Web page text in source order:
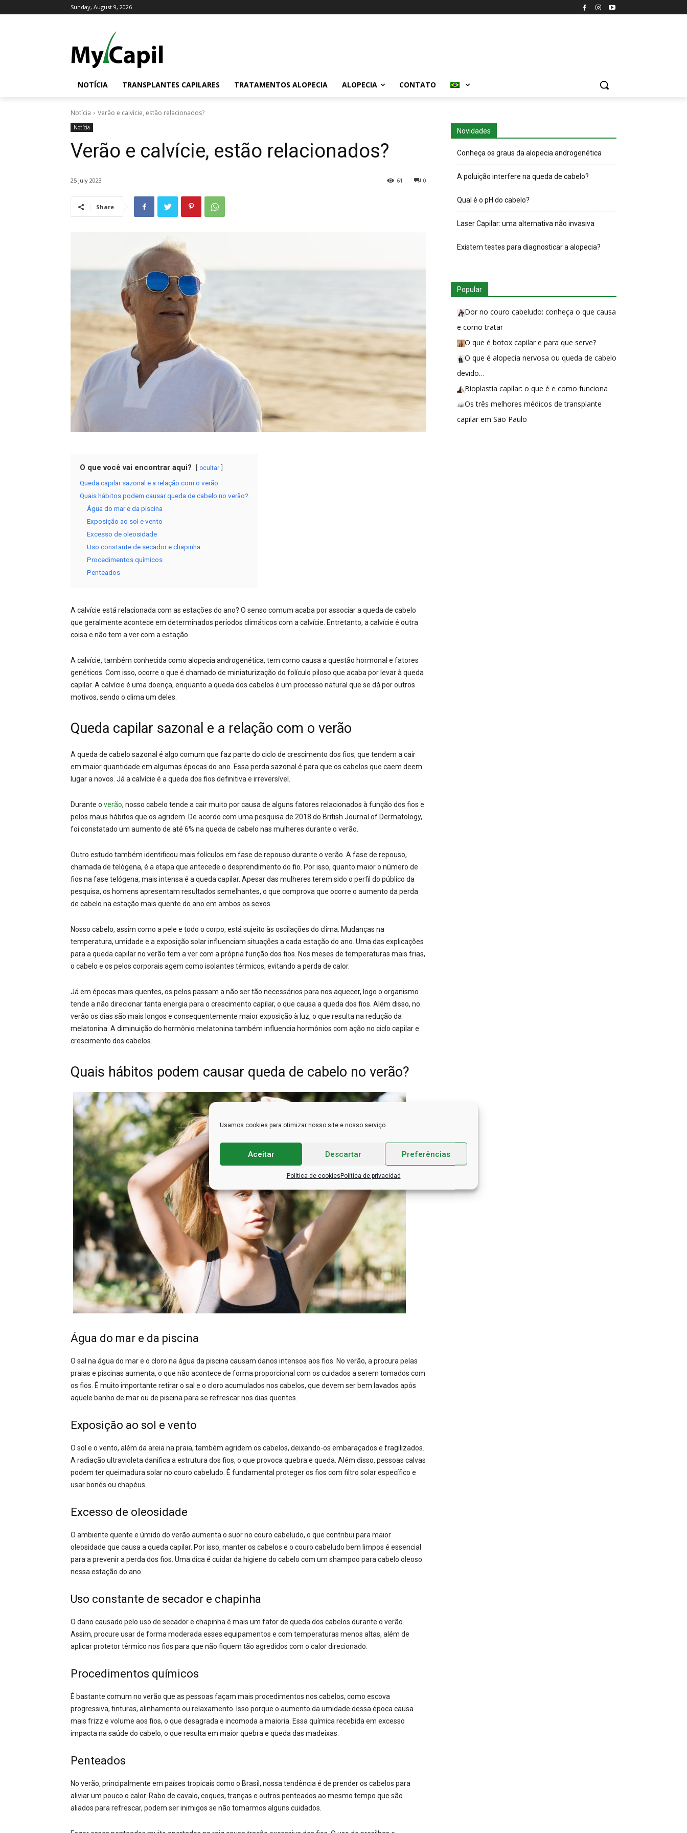
Usamos cookies para otimizar nosso site e nosso serviço.
Aceitar Descartar Preferências
Política de cookiesPolítica de privacidad
Sunday, August 9, 2026
NOTÍCIA TRANSPLANTES CAPILARES TRATAMENTOS ALOPECIA ALOPECIA CONTATO
Notícia Verão e calvície, estão relacionados?
Notícia
Verão e calvície, estão relacionados?
25 July 2023 0
61
Share
O que você vai encontrar aqui? ocultar
Queda capilar sazonal e a relação com o verão
Quais hábitos podem causar queda de cabelo no verão?
Água do mar e da piscina
Exposição ao sol e vento
Excesso de oleosidade
Uso constante de secador e chapinha
Procedimentos químicos
Penteados
A calvície está relacionada com as estações do ano? O senso comum acaba por associar a queda de cabelo
que geralmente acontece em determinados períodos climáticos com a calvície. Entretanto, a calvície é outra
coisa e não tem a ver com a estação.
A calvície, também conhecida como alopecia androgenética, tem como causa a questão hormonal e fatores
genéticos. Com isso, ocorre o que é chamado de miniaturização do folículo piloso que acaba por levar à queda
capilar. A calvície é uma doença, enquanto a queda dos cabelos é um processo natural que se dá por outros
motivos, sendo o clima um deles.
Queda capilar sazonal e a relação com o verão
A queda de cabelo sazonal é algo comum que faz parte do ciclo de crescimento dos fios, que tendem a cair
em maior quantidade em algumas épocas do ano. Essa perda sazonal é para que os cabelos que caem deem
lugar a novos. Já a calvície é a queda dos fios definitiva e irreversível.
Durante o verão, nosso cabelo tende a cair muito por causa de alguns fatores relacionados à função dos fios e
pelos maus hábitos que os agridem. De acordo com uma pesquisa de 2018 do British Journal of Dermatology,
foi constatado um aumento de até 6% na queda de cabelo nas mulheres durante o verão.
Outro estudo também identificou mais folículos em fase de repouso durante o verão. A fase de repouso,
chamada de telógena, é a etapa que antecede o desprendimento do fio. Por isso, quanto maior o número de
fios na fase telógena, mais intensa é a queda capilar. Apesar das mulheres terem sido o perfil do público da
pesquisa, os homens apresentam resultados semelhantes, o que comprova que ocorre o aumento da perda
de cabelo na estação mais quente do ano em ambos os sexos.
Nosso cabelo, assim como a pele e todo o corpo, está sujeito às oscilações do clima. Mudanças na
temperatura, umidade e a exposição solar influenciam situações a cada estação do ano. Uma das explicações
para a queda capilar no verão tem a ver com a própria função dos fios. Nos meses de temperaturas mais frias,
o cabelo e os pelos corporais agem como isolantes térmicos, evitando a perda de calor.
Já em épocas mais quentes, os pelos passam a não ser tão necessários para nos aquecer, logo o organismo
tende a não direcionar tanta energia para o crescimento capilar, o que causa a queda dos fios. Além disso, no
verão os dias são mais longos e consequentemente maior exposição à luz, o que resulta na redução da
melatonina. A diminuição do hormônio melatonina também influencia hormônios com ação no ciclo capilar e
crescimento dos cabelos.
Quais hábitos podem causar queda de cabelo no verão?
Água do mar e da piscina
O sal na água do mar e o cloro na água da piscina causam danos intensos aos fios. No verão, a procura pelas
praias e piscinas aumenta, o que não acontece de forma proporcional com os cuidados a serem tomados com
os fios. É muito importante retirar o sal e o cloro acumulados nos cabelos, que devem ser bem lavados após
aquele banho de mar ou de piscina para se refrescar nos dias quentes.
Exposição ao sol e vento
O sol e o vento, além da areia na praia, também agridem os cabelos, deixando-os embaraçados e fragilizados.
A radiação ultravioleta danifica a estrutura dos fios, o que provoca quebra e queda. Além disso, pessoas calvas
podem ter queimadura solar no couro cabeludo. É fundamental proteger os fios com filtro solar específico e
usar bonés ou chapéus.
Excesso de oleosidade
O ambiente quente e úmido do verão aumenta o suor no couro cabeludo, o que contribui para maior
oleosidade que causa a queda capilar. Por isso, manter os cabelos e o couro cabeludo bem limpos é essencial
para a prevenir a perda dos fios. Uma dica é cuidar da higiene do cabelo com um shampoo para cabelo oleoso
nessa estação do ano.
Uso constante de secador e chapinha
O dano causado pelo uso de secador e chapinha é mais um fator de queda dos cabelos durante o verão.
Assim, procure usar de forma moderada esses equipamentos e com temperaturas menos altas, além de
aplicar protetor térmico nos fios para que não fiquem tão agredidos com o calor direcionado.
Procedimentos químicos
É bastante comum no verão que as pessoas façam mais procedimentos nos cabelos, como escova
progressiva, tinturas, alinhamento ou relaxamento. Isso porque o aumento da umidade dessa época causa
mais frizz e volume aos fios, o que desagrada e incomoda a maioria. Essa química recebida em excesso
impacta na saúde do cabelo, o que resulta em maior quebra e queda das madeixas.
Penteados
No verão, principalmente em países tropicais como o Brasil, nossa tendência é de prender os cabelos para
aliviar um pouco o calor. Rabo de cavalo, coques, tranças e outros penteados ao mesmo tempo que são
aliados para refrescar, podem ser inimigos se não tomarmos alguns cuidados.
Novidades
Conheça os graus da alopecia androgenética
A poluição interfere na queda de cabelo?
Qual é o pH do cabelo?
Laser Capilar: uma alternativa não invasiva
Existem testes para diagnosticar a alopecia?
Popular
Dor no couro cabeludo: conheça o que causa
e como tratar
O que é botox capilar e para que serve?
O que é alopecia nervosa ou queda de cabelo
devido…
Bioplastia capilar: o que é e como funciona
Os três melhores médicos de transplante
capilar em São Paulo